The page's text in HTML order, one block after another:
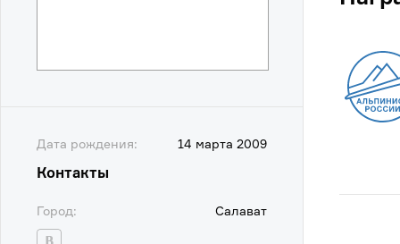
Дата рождения: 14 марта 2009
Контакты
Город: Салават